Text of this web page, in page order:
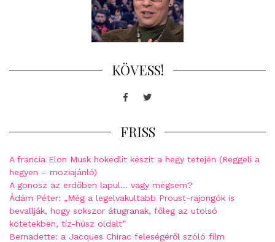
KÖVESS!
FacebookTwitter
FRISS
A francia Elon Musk hokedlit készít a hegy tetején (Reggeli a
hegyen – moziajánló)
A gonosz az erdőben lapul… vagy mégsem?
Ádám Péter: „Még a legelvakultabb Proust-rajongók is
bevallják, hogy sokszor átugranak, főleg az utolsó
kötetekben, tíz-húsz oldalt”
Bernadette: a Jacques Chirac feleségéről szóló film